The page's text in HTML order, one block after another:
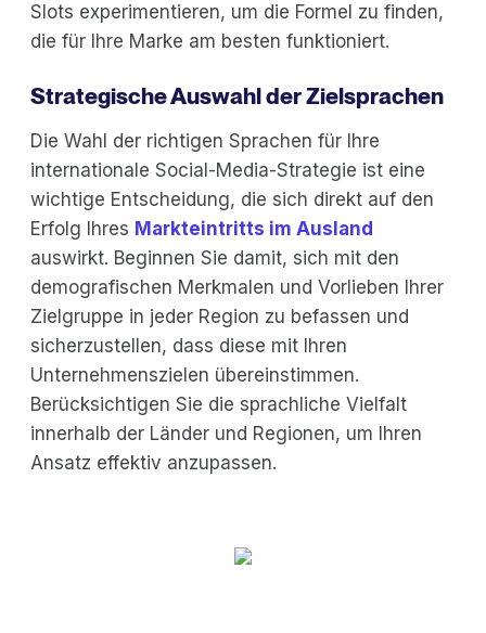
Slots experimentieren, um die Formel zu finden,
die für Ihre Marke am besten funktioniert.
Strategische Auswahl der Zielsprachen
Die Wahl der richtigen Sprachen für Ihre
internationale Social-Media-Strategie ist eine
wichtige Entscheidung, die sich direkt auf den
Erfolg Ihres Markteintritts im Ausland
auswirkt. Beginnen Sie damit, sich mit den
demografischen Merkmalen und Vorlieben Ihrer
Zielgruppe in jeder Region zu befassen und
sicherzustellen, dass diese mit Ihren
Unternehmenszielen übereinstimmen.
Berücksichtigen Sie die sprachliche Vielfalt
innerhalb der Länder und Regionen, um Ihren
Ansatz effektiv anzupassen.